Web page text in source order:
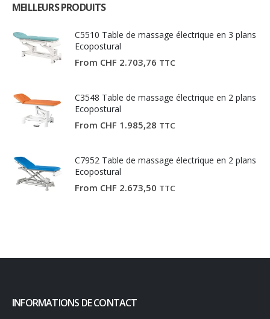
MEILLEURS PRODUITS
C5510 Table de massage électrique en 3 plans
Ecopostural
From CHF 2.703,76 TTC
C3548 Table de massage électrique en 2 plans
Ecopostural
From CHF 1.985,28 TTC
C7952 Table de massage électrique en 2 plans
Ecopostural
From CHF 2.673,50 TTC
INFORMATIONS DE CONTACT